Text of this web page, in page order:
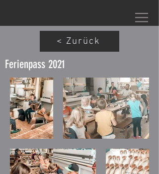
< Zurück
Ferienpass 2021